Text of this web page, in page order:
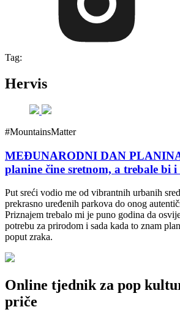
Tag:
Hervis
#MountainsMatter
MEĐUNARODNI DAN
planine čine sretnom, a trebale bi i
Put sreći vodio me od vibrantnih urbanih
prekrasno uređenih parkova do onog
Priznajem trebalo mi je puno godina da
potrebu za prirodom i sada kada to znam
poput zraka.
Online tjednik za pop
priče